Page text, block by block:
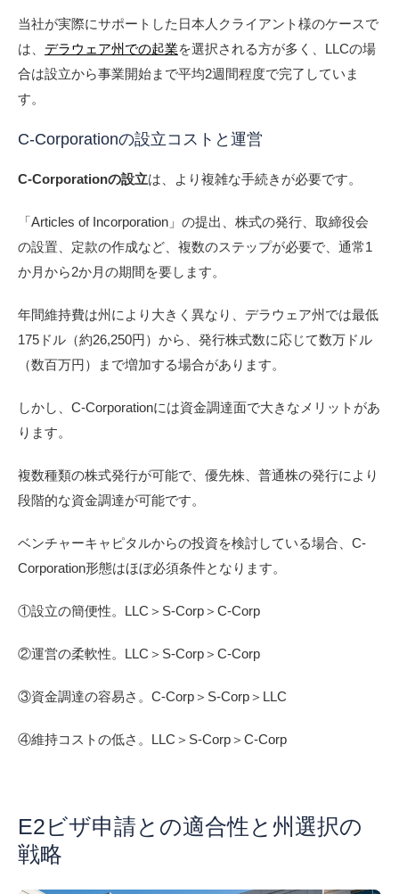
当社が実際にサポートした日本人クライアント様のケースで
は、 デラウェア州での起業を選択される方が多く、LLCの場
合は設立から事業開始まで平均2週間程度で完了していま
す。
C-Corporationの設立コストと運営
C-Corporationの設立は、より複雑な手続きが必要です。
「Articles of Incorporation」の提出、株式の発行、取締役会
の設置、定款の作成など、複数のステップが必要で、通常1
か月から2か月の期間を要します。
年間維持費は州により大きく異なり、デラウェア州では最低
175ドル（約26,250円）から、発行株式数に応じて数万ドル
（数百万円）まで増加する場合があります。
しかし、C-Corporationには資金調達面で大きなメリットがあ
ります。
複数種類の株式発行が可能で、優先株、普通株の発行により
段階的な資金調達が可能です。
ベンチャーキャピタルからの投資を検討している場合、C-
Corporation形態はほぼ必須条件となります。
①設立の簡便性。LLC＞S-Corp＞C-Corp
②運営の柔軟性。LLC＞S-Corp＞C-Corp
③資金調達の容易さ。C-Corp＞S-Corp＞LLC
④維持コストの低さ。LLC＞S-Corp＞C-Corp
E2ビザ申請との適合性と州選択の
戦略